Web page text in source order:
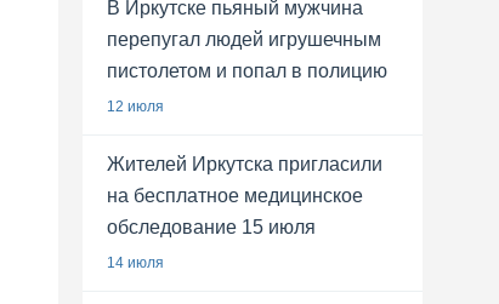
В Иркутске пьяный мужчина
перепугал людей игрушечным
пистолетом и попал в полицию
12 июля
Жителей Иркутска пригласили
на бесплатное медицинское
обследование 15 июля
14 июля